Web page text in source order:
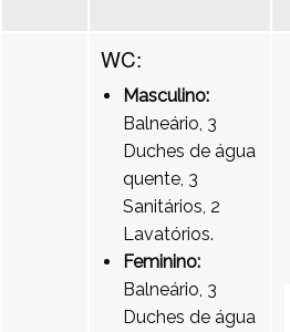
WC:
Masculino:
Balneário, 3
Duches de água
quente, 3
Sanitários, 2
Lavatórios.
Feminino:
Balneário, 3
Duches de água